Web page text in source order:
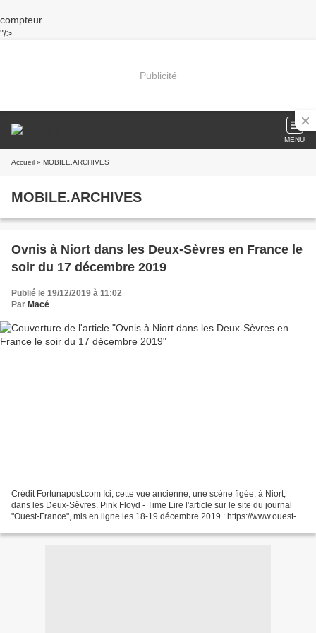
compteur
"/>
Publicité
MENU
Accueil » MOBILE.ARCHIVES
MOBILE.ARCHIVES
Ovnis à Niort dans les Deux-Sèvres en France le
soir du 17 décembre 2019
Publié le 19/12/2019 à 11:02
Par Macé
Crédit Fortunapost.com Ici, cette vue ancienne, une scène figée, à Niort,
dans les Deux-Sèvres. Pink Floyd - Time Lire l'article sur le site du journal
"Ouest-France", mis en ligne les 18-19 décembre 2019 : https://www.ouest-
deux-sevres-7015424a-21b3-11ea-9b79-8f112221cce1...